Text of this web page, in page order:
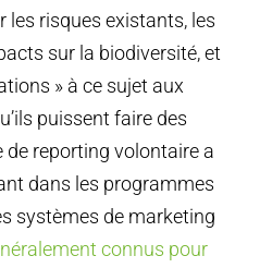
les risques existants, les
sur la biodiversité, et
» à ce sujet aux
puissent faire des
de reporting volontaire a
dans les programmes
systèmes de marketing
connus pour